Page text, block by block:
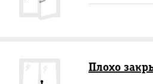
Плохо